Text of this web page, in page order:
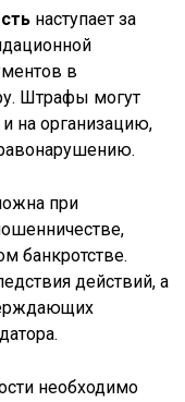
наступает за
в
Штрафы могут
и на организацию,
при
банкротстве.
действий, а
необходимо